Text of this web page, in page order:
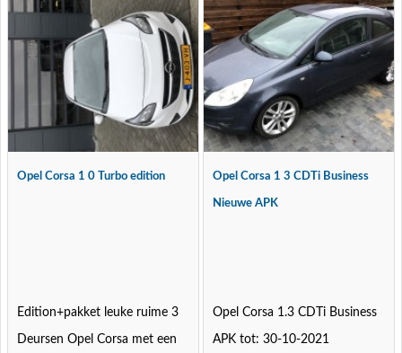
Opel Corsa 1 0 Turbo edition
Edition+pakket leuke ruime 3
Deursen Opel Corsa met een
Opel Corsa 1 3 CDTi Business
Nieuwe APK
Opel Corsa 1.3 CDTi Business
APK tot: 30-10-2021